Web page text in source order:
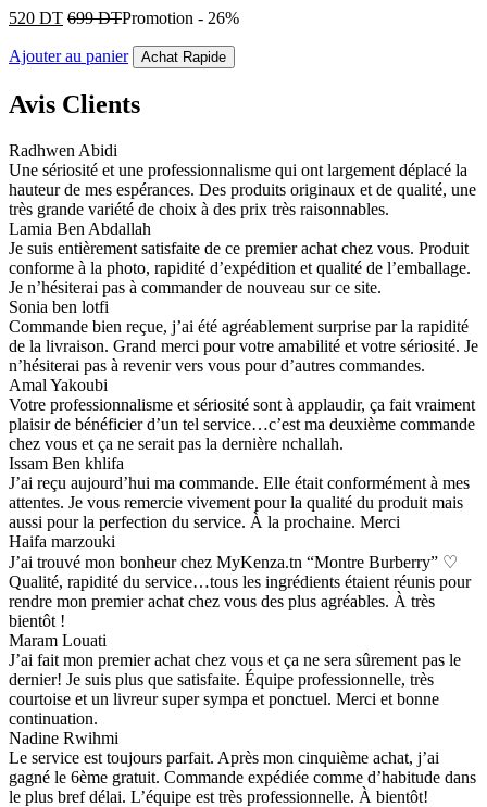
520 DT 699DTPromotion - 26%
Ajouter au panier Achat Rapide
Avis Clients
Radhwen Abidi
Une sériosité et une professionnalisme qui ont largement déplacé la
hauteur de mes espérances. Des produits originaux et de qualité, une
très grande variété de choix à des prix très raisonnables.
Lamia Ben Abdallah
Je suis entièrement satisfaite de ce premier achat chez vous. Produit
conforme à la photo, rapidité d’expédition et qualité de l’emballage.
Je n’hésiterai pas à commander de nouveau sur ce site.
Sonia ben lotfi
Commande bien reçue, j’ai été agréablement surprise par la rapidité
de la livraison. Grand merci pour votre amabilité et votre sériosité. Je
n’hésiterai pas à revenir vers vous pour d’autres commandes.
Amal Yakoubi
Votre professionnalisme et sériosité sont à applaudir, ça fait vraiment
plaisir de bénéficier d’un tel service…c’est ma deuxième commande
chez vous et ça ne serait pas la dernière nchallah.
Issam Ben khlifa
J’ai reçu aujourd’hui ma commande. Elle était conformément à mes
attentes. Je vous remercie vivement pour la qualité du produit mais
aussi pour la perfection du service. À la prochaine. Merci
Haifa marzouki
J’ai trouvé mon bonheur chez MyKenza.tn “Montre Burberry” ♡
Qualité, rapidité du service…tous les ingrédients étaient réunis pour
rendre mon premier achat chez vous des plus agréables. À très
bientôt !
Maram Louati
J’ai fait mon premier achat chez vous et ça ne sera sûrement pas le
dernier! Je suis plus que satisfaite. Équipe professionnelle, très
courtoise et un livreur super sympa et ponctuel. Merci et bonne
continuation.
Nadine Rwihmi
Le service est toujours parfait. Après mon cinquième achat, j’ai
gagné le 6ème gratuit. Commande expédiée comme d’habitude dans
le plus bref délai. L’équipe est très professionnelle. À bientôt!